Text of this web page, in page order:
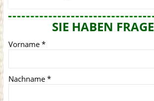
SIE HABEN
Vorname *
Nachname *